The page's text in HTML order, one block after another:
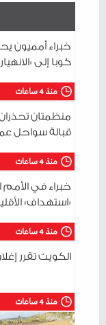
منذ 4 ساعات
خبراء أمميون
كوبا إلى
منذ 4 ساعات
منظمتان
قبالة سواحل
منذ 4 ساعات
خبراء في
«استهداف»
منذ 4 ساعات
الكويت تقرر